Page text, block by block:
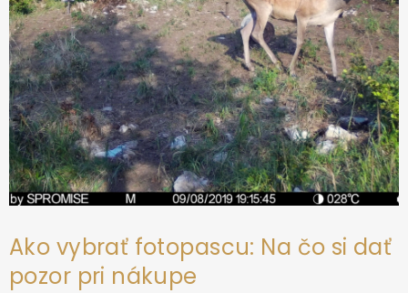
Ako vybrať fotopascu: Na čo si dať
pozor pri nákupe